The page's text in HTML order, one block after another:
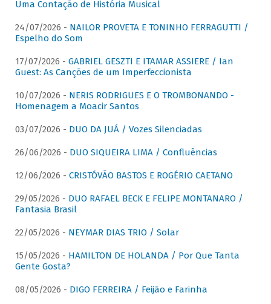
Uma Contação de História Musical
24/07/2026 - NAILOR PROVETA E TONINHO FERRAGUTTI /
Espelho do Som
17/07/2026 - GABRIEL GESZTI E ITAMAR ASSIERE / Ian
Guest: As Canções de um Imperfeccionista
10/07/2026 - NERIS RODRIGUES E O TROMBONANDO -
Homenagem a Moacir Santos
03/07/2026 - DUO DA JUÁ / Vozes Silenciadas
26/06/2026 - DUO SIQUEIRA LIMA / Confluências
12/06/2026 - CRISTÓVÃO BASTOS E ROGÉRIO CAETANO
29/05/2026 - DUO RAFAEL BECK E FELIPE MONTANARO /
Fantasia Brasil
22/05/2026 - NEYMAR DIAS TRIO / Solar
15/05/2026 - HAMILTON DE HOLANDA / Por Que Tanta
Gente Gosta?
08/05/2026 - DIGO FERREIRA / Feijão e Farinha